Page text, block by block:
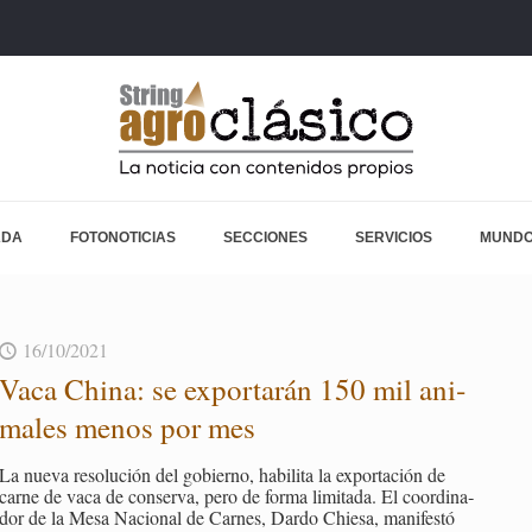
FOTONOTICIAS SECCIONES SERVICIOS
16/10/2021
Vaca China: se ex­por­ta­rán 150 mil ani­
ma­les menos por mes
La nueva re­so­lu­ción del go­bierno, ha­bi­li­ta la ex­por­ta­ción de
carne de vaca de con­ser­va, pero de forma li­mi­ta­da. El coor­di­na­
dor de la Mesa Na­cio­nal de Car­nes, Dardo Chie­sa, ma­ni­fes­tó